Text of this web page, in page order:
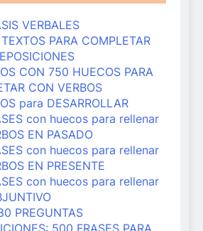
VERBALES
PARA COMPLETAR
CON 750 HUECOS PARA
CON VERBOS
para DESARROLLAR
con huecos para rellenar
EN PASADO
con huecos para rellenar
EN PRESENTE
con huecos para rellenar
PREGUNTAS
500 FRASES PARA